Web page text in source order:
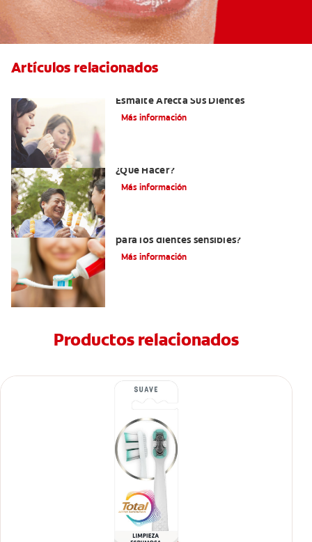
Artículos relacionados
Esmalte Afecta Sus Dientes
Más información
¿Qué Hacer?
Más información
para los dientes sensibles?
Más información
Productos relacionados